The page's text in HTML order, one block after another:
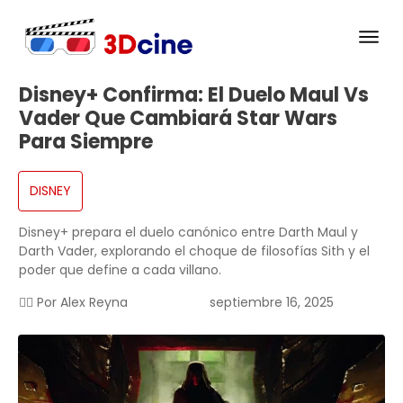
Disney+ Confirma: El Duelo Maul Vs
Vader Que Cambiará Star Wars
Para Siempre
DISNEY
Disney+ prepara el duelo canónico entre Darth Maul y
Darth Vader, explorando el choque de filosofías Sith y el
poder que define a cada villano.
✍🏻 Por Alex Reyna septiembre 16, 2025